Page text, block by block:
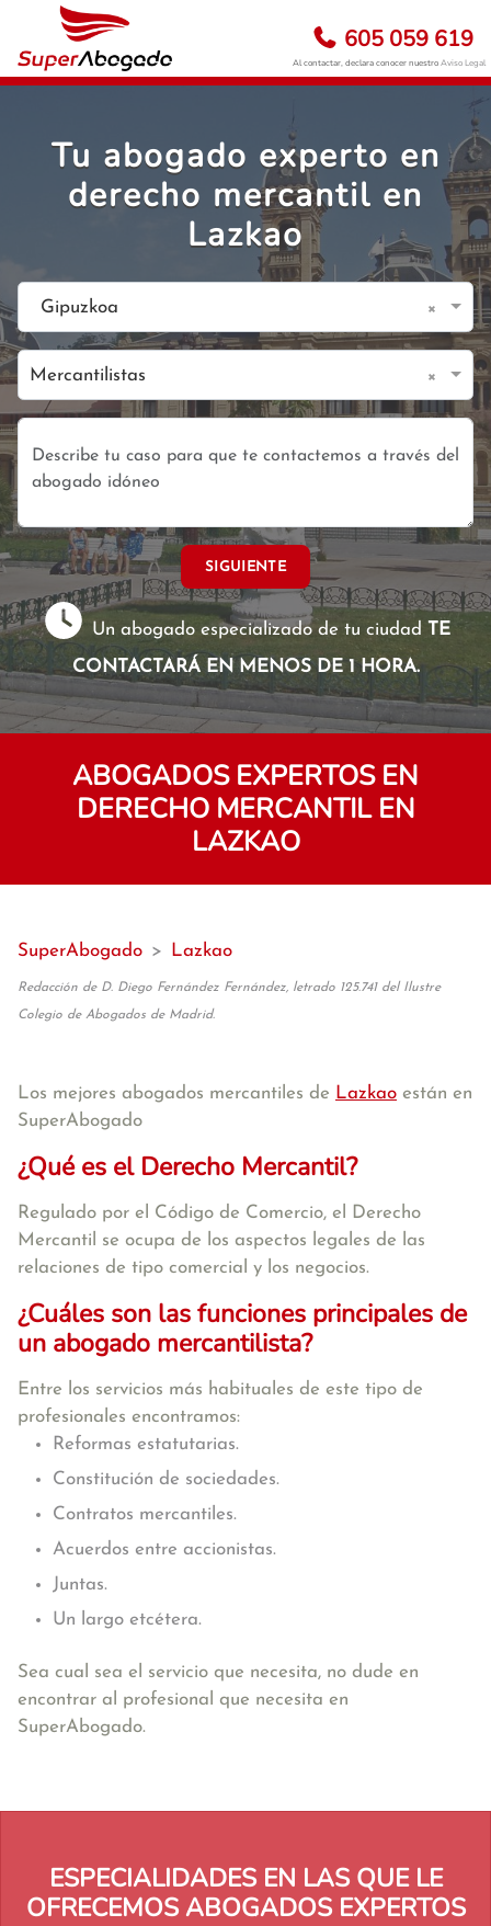
605 059 619
Al contactar, declara conocer nuestroAviso Legal
Tu abogado experto en
derecho mercantil en
Lazkao
Gipuzkoa ×
Mercantilistas ×
SIGUIENTE
Un abogado especializado de tu ciudad TE
CONTACTARÁ EN MENOS DE 1 HORA.
ABOGADOS EXPERTOS EN
DERECHO MERCANTIL EN
LAZKAO
SuperAbogado > Lazkao
Redacción de D. Diego Fernández Fernández, letrado 125.741 del Ilustre
Colegio de Abogados de Madrid.
Los mejores abogados mercantiles de Lazkao están en
SuperAbogado
¿Qué es el Derecho Mercantil?
Regulado por el Código de Comercio, el Derecho
Mercantil se ocupa de los aspectos legales de las
relaciones de tipo comercial y los negocios.
¿Cuáles son las funciones principales de
un abogado mercantilista?
Entre los servicios más habituales de este tipo de
profesionales encontramos:
Reformas estatutarias.
Constitución de sociedades.
Contratos mercantiles.
Acuerdos entre accionistas.
Juntas.
Un largo etcétera.
Sea cual sea el servicio que necesita, no dude en
encontrar al profesional que necesita en
SuperAbogado.
ESPECIALIDADES EN LAS QUE LE
OFRECEMOS ABOGADOS EXPERTOS